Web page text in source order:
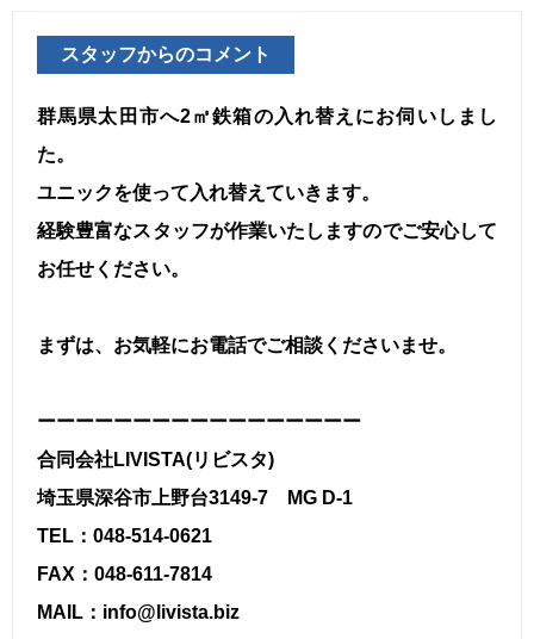
スタッフからのコメント
群馬県太田市へ2㎥鉄箱の入れ替えにお伺いしまし
た。
ユニックを使って入れ替えていきます。
経験豊富なスタッフが作業いたしますのでご安心して
お任せください。
まずは、お気軽にお電話でご相談くださいませ。
ーーーーーーーーーーーーーーーーー
合同会社LIVISTA(リビスタ)
埼玉県深谷市上野台3149-7 MG D-1
TEL：048-514-0621
FAX：048-611-7814
MAIL：info@livista.biz